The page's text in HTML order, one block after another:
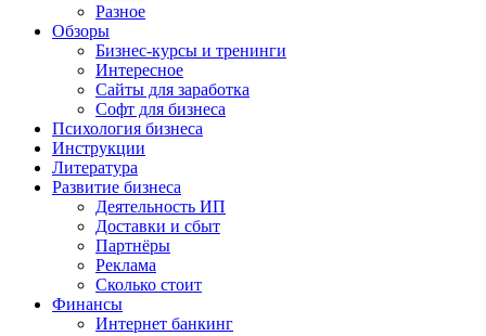
Разное
Обзоры
Бизнес-курсы и тренинги
Интересное
Сайты для заработка
Софт для бизнеса
Психология бизнеса
Инструкции
Литература
Развитие бизнеса
Деятельность ИП
Доставки и сбыт
Партнёры
Реклама
Сколько стоит
Финансы
Интернет банкинг